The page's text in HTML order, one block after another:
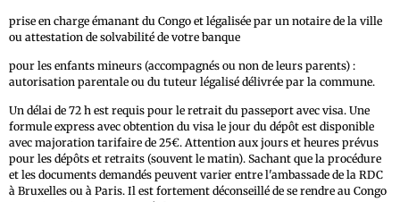
prise en charge émanant du Congo et légalisée par un notaire de la ville
ou attestation de solvabilité de votre banque
pour les enfants mineurs (accompagnés ou non de leurs parents) :
autorisation parentale ou du tuteur légalisé délivrée par la commune.
Un délai de 72 h est requis pour le retrait du passeport avec visa. Une
formule express avec obtention du visa le jour du dépôt est disponible
avec majoration tarifaire de 25€. Attention aux jours et heures prévus
pour les dépôts et retraits (souvent le matin). Sachant que la procédure
et les documents demandés peuvent varier entre l'ambassade de la RDC
à Bruxelles ou à Paris. Il est fortement déconseillé de se rendre au Congo